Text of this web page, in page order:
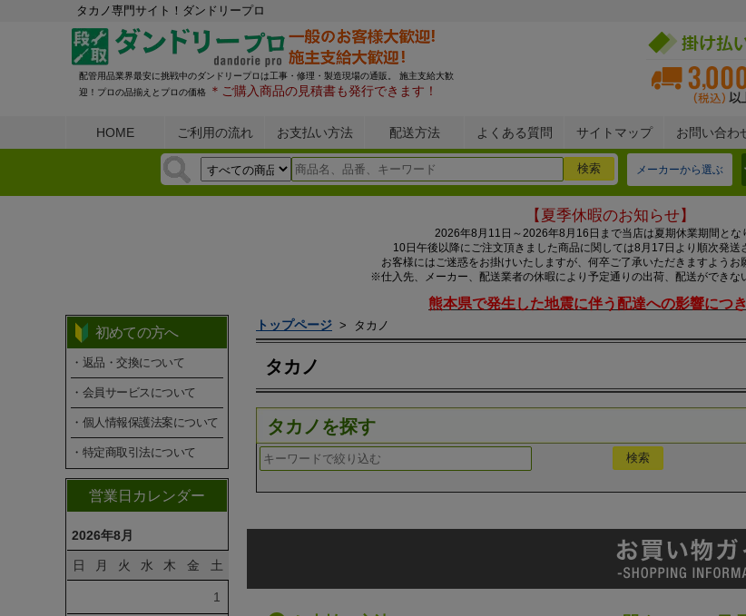
タカノ専門サイト！ダンドリープロ
配管用品業界最安に挑戦中のダンドリープロは工事・修理・製造現場の通販。 施主支給大歓
迎！プロの品揃えとプロの価格
＊ご購入商品の見積書も発行できます！
HOME ご利用の流れ お支払い方法 配送方法 よくある質問 サイトマップ お問い合わ
メーカーから選ぶ
【夏季休暇のお知らせ】
2026年8月11日～2026年8月16日まで当店は夏期休業期間とな
10日午後以降にご注文頂きました商品に関しては8月17日より順次発送
お客様にはご迷惑をお掛けいたしますが、何卒ご了承いただきますようお
※仕入先、メーカー、配送業者の休暇により予定通りの出荷、配送ができな
熊本県で発生した地震に伴う配達への影響につ
初めての方へ
・返品・交換について
・会員サービスについて
・個人情報保護法案について
・特定商取引法について
営業日カレンダー
2026年8月
日 月 火 水 木 金 土
1
トップページ > タカノ
タカノ
タカノを探す